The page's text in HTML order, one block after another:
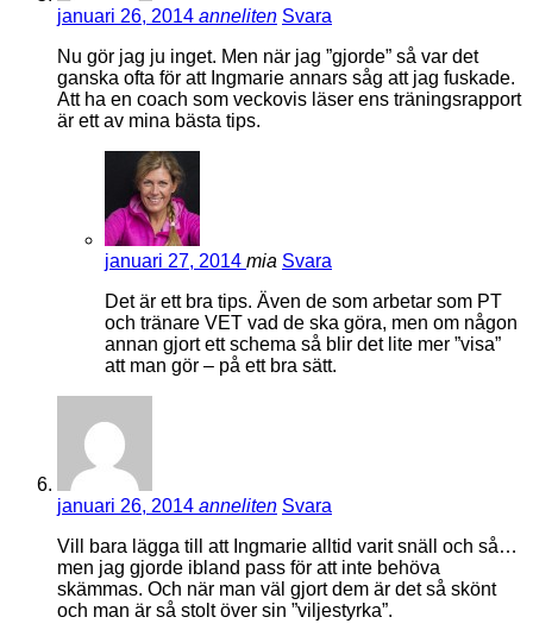
januari 26, 2014 anneliten Svara
Nu gör jag ju inget. Men när jag ”gjorde” så var det
ganska ofta för att Ingmarie annars såg att jag fuskade.
Att ha en coach som veckovis läser ens träningsrapport
är ett av mina bästa tips.
januari 27, 2014 mia Svara
Det är ett bra tips. Även de som arbetar som PT
och tränare VET vad de ska göra, men om någon
annan gjort ett schema så blir det lite mer ”visa”
att man gör – på ett bra sätt.
januari 26, 2014 anneliten Svara
Vill bara lägga till att Ingmarie alltid varit snäll och så…
men jag gjorde ibland pass för att inte behöva
skämmas. Och när man väl gjort dem är det så skönt
och man är så stolt över sin ”viljestyrka”.